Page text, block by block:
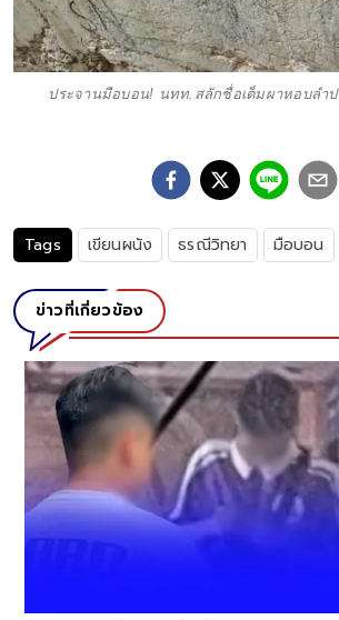
ประจานมือบอน! นทท.สลักชื่อเต็มผาหอบลำ
Tags เขียนผนัง ธรณีวิทยา มือบอน
ข่าวที่เกี่ยวข้อง
เศร้าสูญเสียเพิ่ม นักเ